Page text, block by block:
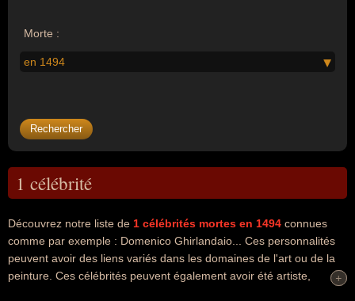
Morte :
en 1494
1 célébrité
Découvrez notre liste de 1 célébrités mortes en 1494 connues
comme par exemple : Domenico Ghirlandaio... Ces personnalités
peuvent avoir des liens variés dans les domaines de l'art ou de la
peinture. Ces célébrités peuvent également avoir été artiste,
+
+